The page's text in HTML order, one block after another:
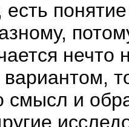
есть
нечто
вариантом,
смысл и